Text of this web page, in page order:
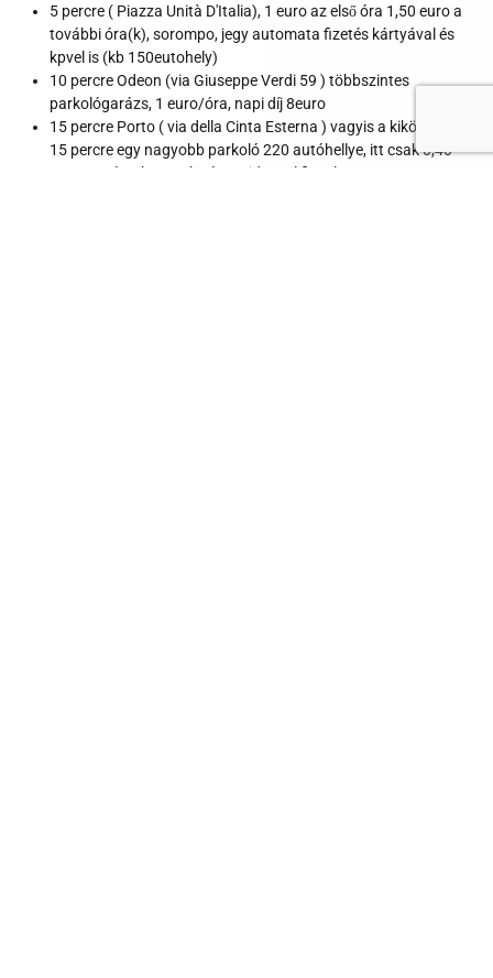
5 percre ( Piazza Unità D'Italia), 1 euro az első óra 1,50 euro a
további óra(k), sorompo, jegy automata fizetés kártyával és
kpvel is (kb 150eutohely)
10 percre Odeon (via Giuseppe Verdi 59 ) többszintes
parkológarázs, 1 euro/óra, napi díj 8euro
15 percre Porto ( via della Cinta Esterna ) vagyis a kikötőben kb
15 percre egy nagyobb parkoló 220 autóhellye, itt csak 0,40
euro egy óra, be van kerítve, videoval figyelt